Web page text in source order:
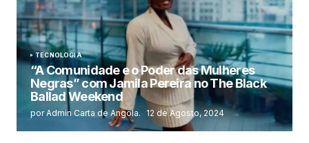
TECNOLOGIA
“A Comunidade e o Poder das Mulheres
Negras” com Jamila Pereira no The Black
Ballad Weekend
por Admin Carta de Angola. 12 de Agosto, 2024